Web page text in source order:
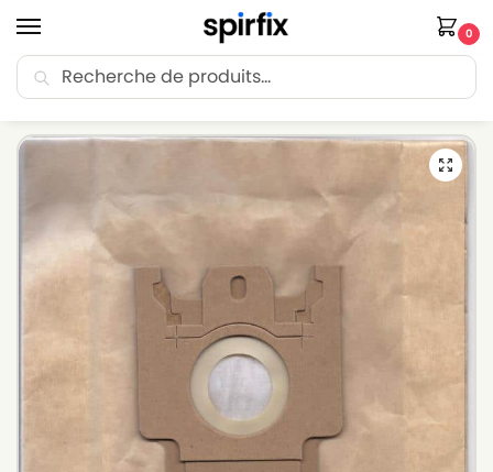
0
🚚 Livraison Point Relais offerte dès 30€ d’achat.